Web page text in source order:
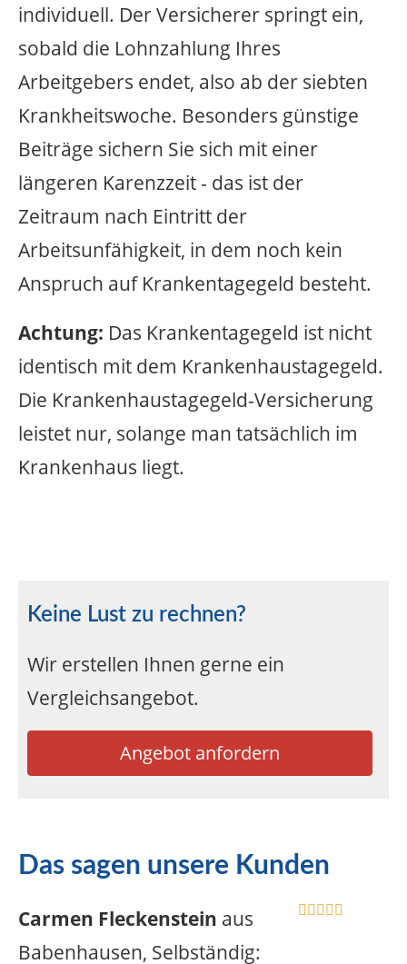
individuell. Der Versicherer springt ein,
sobald die Lohnzahlung Ihres
Arbeitgebers endet, also ab der siebten
Krankheitswoche. Besonders günstige
Beiträge sichern Sie sich mit einer
längeren Karenzzeit - das ist der
Zeitraum nach Eintritt der
Arbeitsunfähigkeit, in dem noch kein
Anspruch auf Krankentagegeld besteht.
Achtung: Das Krankentagegeld ist nicht
identisch mit dem Krankenhaustagegeld.
Die Krankenhaustagegeld-Versicherung
leistet nur, solange man tatsächlich im
Krankenhaus liegt.
Keine Lust zu rechnen?
Wir erstellen Ihnen gerne ein
Vergleichsangebot.
Angebot anfordern
Das sagen unsere Kunden
Carmen Fleckenstein aus
Babenhausen, Selbständig: